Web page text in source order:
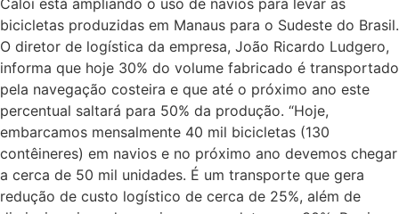
Caloi está ampliando o uso de navios para levar as
bicicletas produzidas em Manaus para o Sudeste do Brasil.
O diretor de logística da empresa, João Ricardo Ludgero,
informa que hoje 30% do volume fabricado é transportado
pela navegação costeira e que até o próximo ano este
percentual saltará para 50% da produção. “Hoje,
embarcamos mensalmente 40 mil bicicletas (130
contêineres) em navios e no próximo ano devemos chegar
a cerca de 50 mil unidades. É um transporte que gera
redução de custo logístico de cerca de 25%, além de